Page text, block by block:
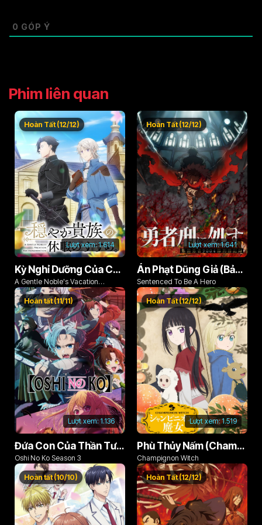
Tập 55 Tập 56 Tập 57
Tập 67 Tập 68 Tập 69
Tập 70 Tập 71 Tập 72
Tập 73 Tập 74 Tập 75
Tập 76 Tập 77 Tập 78
Tập 79 Tập 80 Tập 81
Tập 82 Tập 83 Tập 84
Tập 85 Tập 86 Tập 87
Tập 88 Tập 89 Tập 90
Tập 91 Tập 92 Tập 93
Tập 94 Tập 95 Tập 96
Tập 97 Tập 98 Tập 99
Tập 100 Tập 101 Tập 102
Tập 103 Tập 104 Tập 105
Tập 106 Tập 107 Tập 108
Tập 109 Tập 110
Tập 112 Tập 113 Tập 114
Tập 115 Tập 116 Tập 117
0 GÓP Ý
Phim liên quan
Lượt xem:1.614
Hoàn Tất (12/12)
Kỳ Nghỉ Dưỡng Của Chàng Quý Tộc Ôn Hòa (Odayaka Kizoku no Kyuuka no Susume)
A Gentle Noble's Vacation
Recommendation
Lượt xem:1.641
Hoàn Tất (12/12)
Án Phạt Dũng Giả (Bản Án Anh Hùng)
Sentenced To Be A Hero
Lượt xem: 1.136
Hoàn tất (11/11)
Đứa Con Của Thần Tượng (Phần 3)
Oshi No Ko Season 3
Lượt xem:1.519
Hoàn Tất (12/12)
Phù Thủy Nấm (Champignon no Majo)
Champignon Witch
Hoàn tất (10/10) Hoàn Tất (12/12)